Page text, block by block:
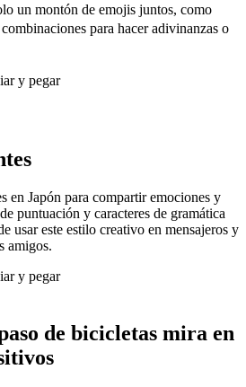
un montón de emojis juntos, como
para hacer adivinanzas o
y pegar
en Japón para compartir emociones y
puntuación y caracteres de gramática
usar este estilo creativo en mensajeros y
amigos.
y pegar
de bicicletas mira en